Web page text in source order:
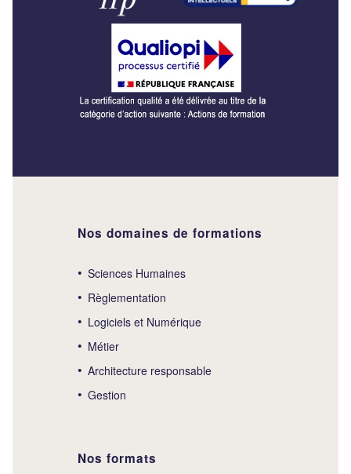
Nos domaines de formations
Sciences Humaines
Règlementation
Logiciels et Numérique
Métier
Architecture responsable
Gestion
Nos formats